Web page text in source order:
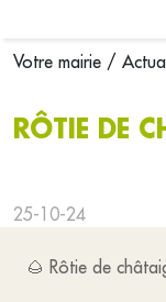
Votre mairie /
RÔTIE DE
25-10-24
🌰 Rôtie de